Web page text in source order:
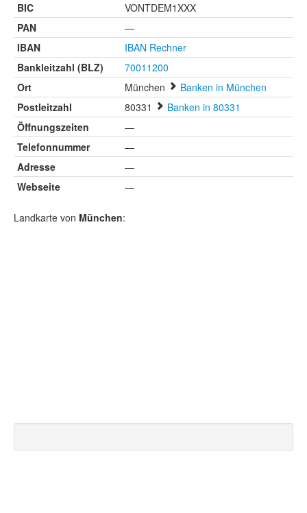
BIC
VONTDEM1XXX
PAN
—
IBAN
IBAN Rechner
Bankleitzahl (BLZ)
70011200
Ort
München
Banken in München
Postleitzahl
80331
Banken in 80331
Öffnungszeiten
—
Telefonnummer
—
Adresse
—
Webseite
—
Landkarte von München: